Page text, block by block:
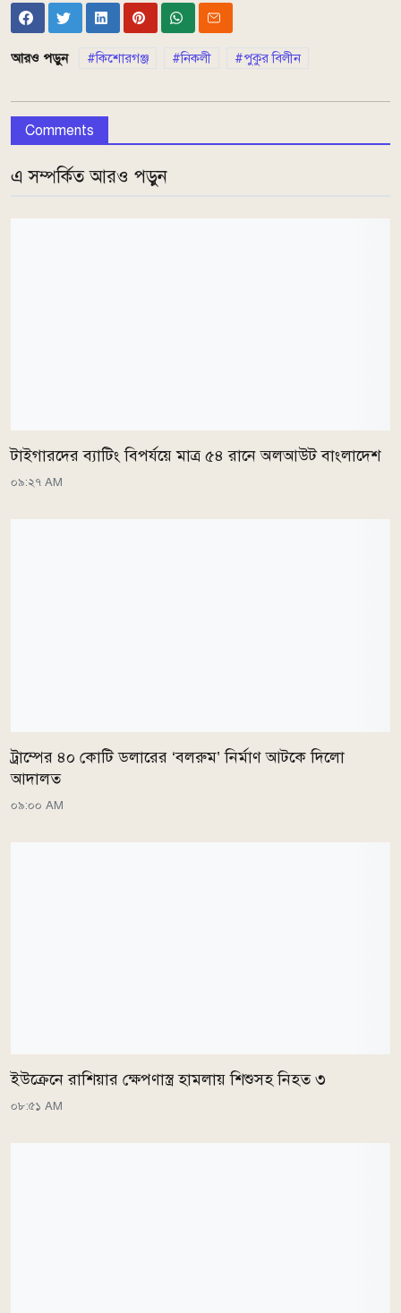
আরও পড়ুন কিশোরগঞ্জ নিকলী পুকুর বিলীন
Comments
এ সম্পর্কিত আরও পড়ুন
টাইগারদের ব্যাটিং বিপর্যয়ে মাত্র ৫৪ রানে অলআউট বাংলাদেশ
০৯:২৭ AM
ট্রাম্পের ৪০ কোটি ডলারের ‘বলরুম’ নির্মাণ আটকে দিলো
আদালত
০৯:০০ AM
ইউক্রেনে রাশিয়ার ক্ষেপণাস্ত্র হামলায় শিশুসহ নিহত ৩
০৮:৫১ AM